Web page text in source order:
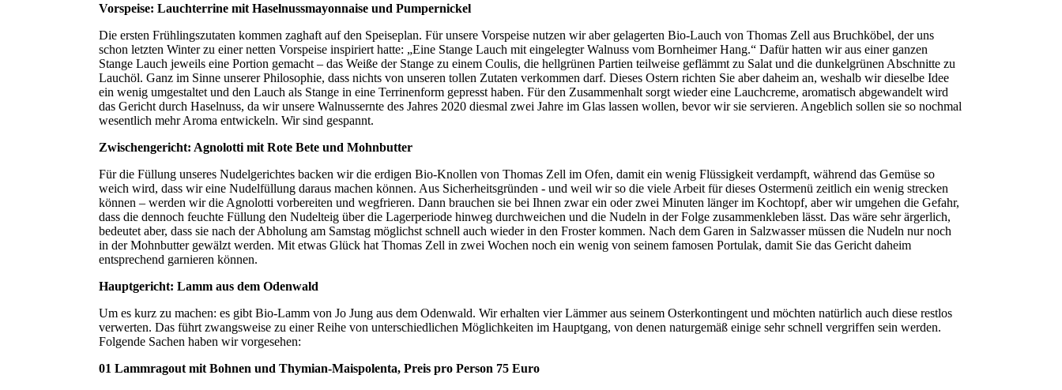
Vorspeise: Lauchterrine mit Haselnussmayonnaise und Pumpernickel
Die ersten Frühlingszutaten kommen zaghaft auf den Speiseplan. Für unsere Vorspeise nutzen wir aber gelagerten Bio-Lauch von Thomas Zell aus Bruchköbel, der uns
schon letzten Winter zu einer netten Vorspeise inspiriert hatte: „Eine Stange Lauch mit eingelegter Walnuss vom Bornheimer Hang.“ Dafür hatten wir aus einer ganzen
Stange Lauch jeweils eine Portion gemacht – das Weiße der Stange zu einem Coulis, die hellgrünen Partien teilweise geflämmt zu Salat und die dunkelgrünen Abschnitte zu
Lauchöl. Ganz im Sinne unserer Philosophie, dass nichts von unseren tollen Zutaten verkommen darf. Dieses Ostern richten Sie aber daheim an, weshalb wir dieselbe Idee
ein wenig umgestaltet und den Lauch als Stange in eine Terrinenform gepresst haben. Für den Zusammenhalt sorgt wieder eine Lauchcreme, aromatisch abgewandelt wird
das Gericht durch Haselnuss, da wir unsere Walnussernte des Jahres 2020 diesmal zwei Jahre im Glas lassen wollen, bevor wir sie servieren. Angeblich sollen sie so nochmal
wesentlich mehr Aroma entwickeln. Wir sind gespannt.
Zwischengericht: Agnolotti mit Rote Bete und Mohnbutter
Für die Füllung unseres Nudelgerichtes backen wir die erdigen Bio-Knollen von Thomas Zell im Ofen, damit ein wenig Flüssigkeit verdampft, während das Gemüse so
weich wird, dass wir eine Nudelfüllung daraus machen können. Aus Sicherheitsgründen - und weil wir so die viele Arbeit für dieses Ostermenü zeitlich ein wenig strecken
können – werden wir die Agnolotti vorbereiten und wegfrieren. Dann brauchen sie bei Ihnen zwar ein oder zwei Minuten länger im Kochtopf, aber wir umgehen die Gefahr,
dass die dennoch feuchte Füllung den Nudelteig über die Lagerperiode hinweg durchweichen und die Nudeln in der Folge zusammenkleben lässt. Das wäre sehr ärgerlich,
bedeutet aber, dass sie nach der Abholung am Samstag möglichst schnell auch wieder in den Froster kommen. Nach dem Garen in Salzwasser müssen die Nudeln nur noch
in der Mohnbutter gewälzt werden. Mit etwas Glück hat Thomas Zell in zwei Wochen noch ein wenig von seinem famosen Portulak, damit Sie das Gericht daheim
entsprechend garnieren können.
Hauptgericht: Lamm aus dem Odenwald
Um es kurz zu machen: es gibt Bio-Lamm von Jo Jung aus dem Odenwald. Wir erhalten vier Lämmer aus seinem Osterkontingent und möchten natürlich auch diese restlos
verwerten. Das führt zwangsweise zu einer Reihe von unterschiedlichen Möglichkeiten im Hauptgang, von denen naturgemäß einige sehr schnell vergriffen sein werden.
Folgende Sachen haben wir vorgesehen:
01 Lammragout mit Bohnen und Thymian-Maispolenta, Preis pro Person 75 Euro